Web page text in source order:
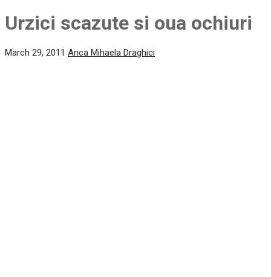
Urzici scazute si oua ochiuri
March 29, 2011 Anca Mihaela Draghici